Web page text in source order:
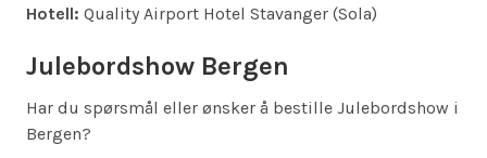
Hotell: Quality Airport Hotel Stavanger (Sola)
Julebordshow Bergen
Har du spørsmål eller ønsker å bestille Julebordshow i
Bergen?